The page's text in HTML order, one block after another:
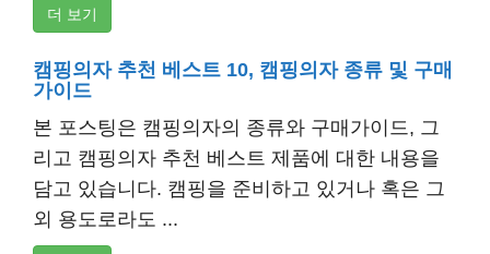
더 보기
캠핑의자 추천 베스트 10, 캠핑의자 종류 및 구매
가이드
본 포스팅은 캠핑의자의 종류와 구매가이드, 그
리고 캠핑의자 추천 베스트 제품에 대한 내용을
담고 있습니다. 캠핑을 준비하고 있거나 혹은 그
외 용도로라도 ...